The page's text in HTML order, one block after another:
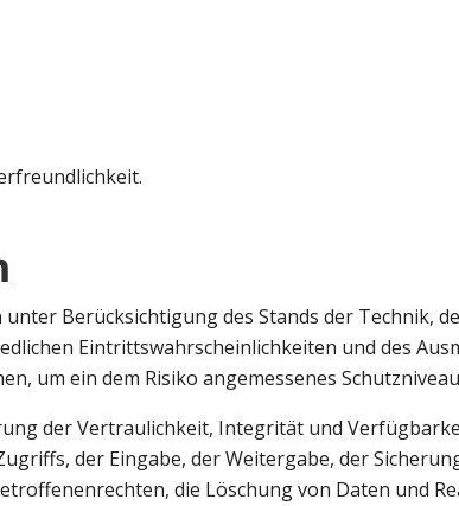
Berücksichtigung des Stands der Technik,
Eintrittswahrscheinlichkeiten und des
um ein dem Risiko angemessenes
der Vertraulichkeit, Integrität und
der Eingabe, der Weitergabe, der
die Löschung von Daten und